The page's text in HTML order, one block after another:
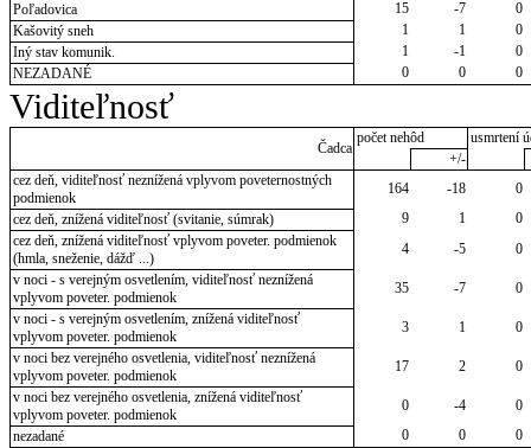
Poľadovica 15 -7
0
Kašovitý sneh
1 1
0
Iný stav komunik.
1 -1
0
NEZADANÉ
0 0 0
Viditeľnosť
Čadca
počet nehôd
usmrtení
+/-
cez deň, viditeľnosť neznížená vplyvom poveternostných
podmienok
164 -18
0
cez deň, znížená viditeľnosť (svitanie, súmrak)
9 1
0
cez deň, znížená viditeľnosť vplyvom poveter. podmienok
(hmla, sneženie, dážď ...)
4 -5
0
v noci - s verejným osvetlením, viditeľnosť neznížená
vplyvom poveter. podmienok
35 -7
0
v noci - s verejným osvetlením, znížená viditeľnosť
vplyvom poveter. podmienok
3 1
0
v noci bez verejného osvetlenia, viditeľnosť neznížená
vplyvom poveter. podmienok
17 2
0
v noci bez verejného osvetlenia, znížená viditeľnosť
vplyvom poveter. podmienok
0 -4
0
nezadané
0 0 0